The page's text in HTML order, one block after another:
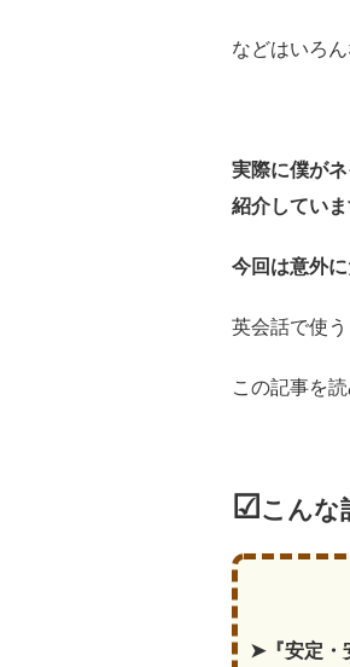
などはいろ
実際に僕が
紹介していま
今回は意外
英会話で使う
この記事を
☑こんな
➤『安定・